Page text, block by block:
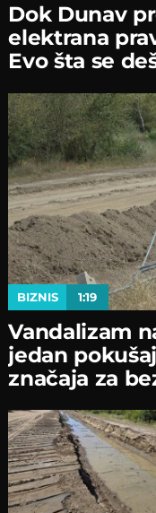
Dok Dunav
elektrana
Evo šta se
BIZNIS 1:19
Vandalizam
јedan
značaјa za